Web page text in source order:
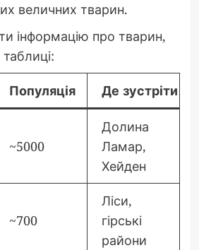
величних тварин.
інформацію про тварин,
Популяція Де зустріти
~5000
Долина
Ламар,
Хейден
~700
Ліси,
гірські
райони